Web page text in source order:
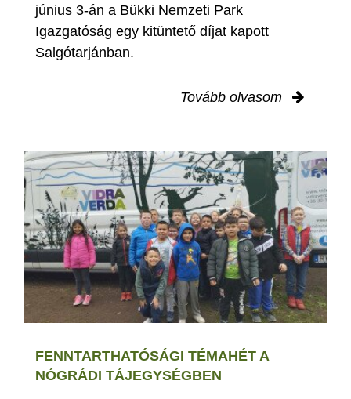
június 3-án a Bükki Nemzeti Park
Igazgatóság egy kitüntető díjat kapott
Salgótarjánban.
Tovább olvasom
FENNTARTHATÓSÁGI TÉMAHÉT A
NÓGRÁDI TÁJEGYSÉGBEN